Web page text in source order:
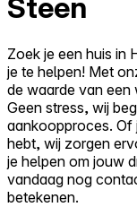
Steen
Zoek je een huis in
je te helpen! Met
de waarde van een
Geen stress, wij
aankoopproces. Of
hebt, wij zorgen
je helpen om jouw
vandaag nog
betekenen.